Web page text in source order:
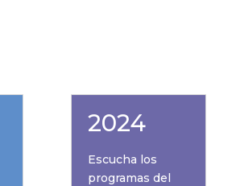
2024
Escucha los
programas del